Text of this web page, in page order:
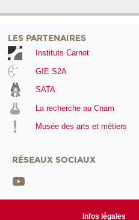
LES PARTENAIRES
Instituts Carnot
GIE S2A
SATA
La recherche au Cnam
Musée des arts et métiers
RÉSEAUX SOCIAUX
Infos légales